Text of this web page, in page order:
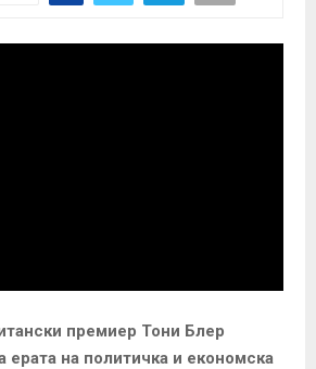
премиер Тони Блер
на политичка и економска